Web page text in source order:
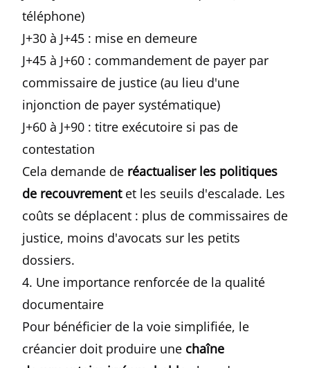
téléphone)
J+30 à J+45 : mise en demeure
J+45 à J+60 : commandement de payer par
commissaire de justice (au lieu d'une
injonction de payer systématique)
J+60 à J+90 : titre exécutoire si pas de
contestation
Cela demande de réactualiser les politiques
de recouvrementet les seuils d'escalade. Les
coûts se déplacent : plus de commissaires de
justice, moins d'avocats sur les petits
dossiers.
4. Une importance renforcée de la qualité
documentaire
Pour bénéficier de la voie simplifiée, le
créancier doit produire une chaîne